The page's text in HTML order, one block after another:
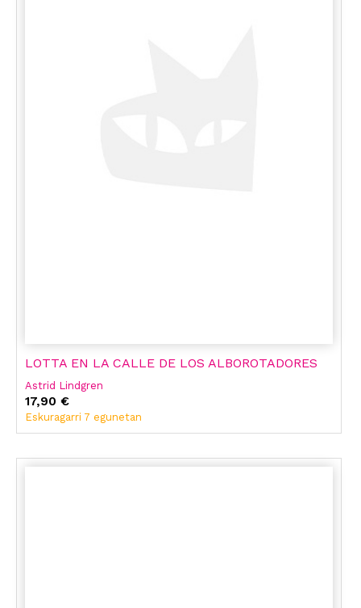
LOTTA EN LA CALLE DE LOS ALBOROTADORES
Astrid Lindgren
17,90 €
Eskuragarri 7 egunetan